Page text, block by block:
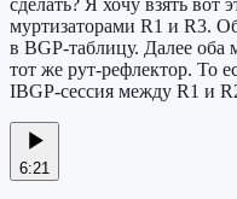
сделать? Я хочу взять вот
муртизаторами R1 и R3.
в BGP-таблицу. Далее оба
тот же рут-рефлектор. То
IBGP-сессия между R1 и
6:21